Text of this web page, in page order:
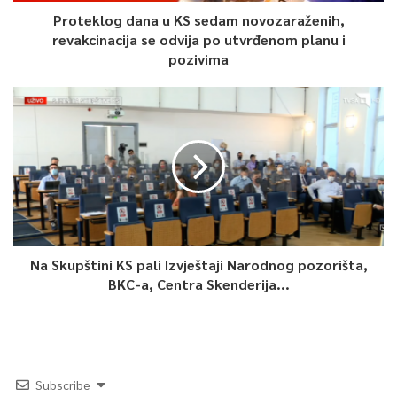
Proteklog dana u KS sedam novozaraženih,
revakcinacija se odvija po utvrđenom planu i
pozivima
Na Skupštini KS pali Izvještaji Narodnog pozorišta,
BKC-a, Centra Skenderija...
Subscribe